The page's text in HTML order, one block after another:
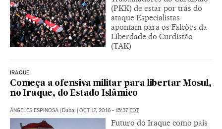
(PKK) de estar por trás do
ataque Especialistas
apontam para os Falcões da
Liberdade do Curdistão
(TAK)
IRAQUE
Começa a ofensiva militar para libertar Mosul,
no Iraque, do Estado Islâmico
ÁNGELES ESPINOSA | Dubai | OCT 17, 2016 - 15:37EDT
Futuro do Iraque como país